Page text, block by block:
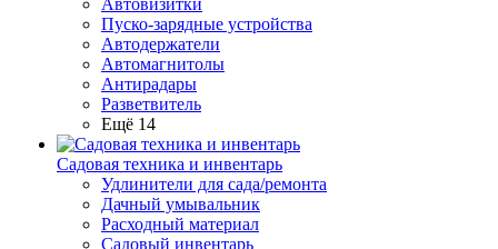
Автовизитки
Пуско-зарядные устройства
Автодержатели
Автомагнитолы
Антирадары
Разветвитель
Ещё 14
Садовая техника и инвентарь
Удлинители для сада/ремонта
Дачный умывальник
Расходный материал
Садовый инвентарь